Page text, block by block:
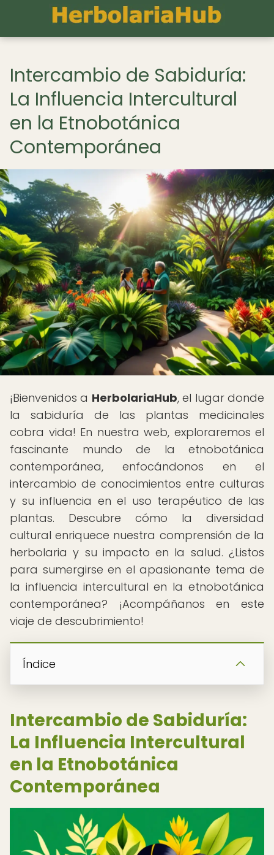
Intercambio de Sabiduría:
La Influencia Intercultural
en la Etnobotánica
Contemporánea
¡Bienvenidos a HerbolariaHub, el lugar donde
la sabiduría de las plantas medicinales
cobra vida! En nuestra web, exploraremos el
fascinante mundo de la etnobotánica
contemporánea, enfocándonos en el
intercambio de conocimientos entre culturas
y su influencia en el uso terapéutico de las
plantas. Descubre cómo la diversidad
cultural enriquece nuestra comprensión de la
herbolaria y su impacto en la salud. ¿Listos
para sumergirse en el apasionante tema de
la influencia intercultural en la etnobotánica
contemporánea? ¡Acompáñanos en este
viaje de descubrimiento!
Índice
Intercambio de Sabiduría:
La Influencia Intercultural
en la Etnobotánica
Contemporánea